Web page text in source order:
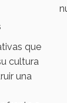
que
cultura
una